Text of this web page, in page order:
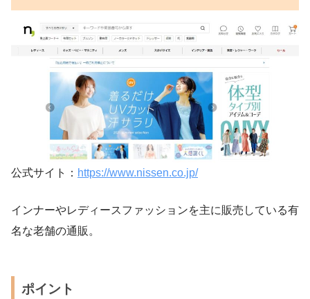
公式サイト： https://www.nissen.co.jp/
インナーやレディースファッションを主に販売している有
名な老舗の通販。
ポイント